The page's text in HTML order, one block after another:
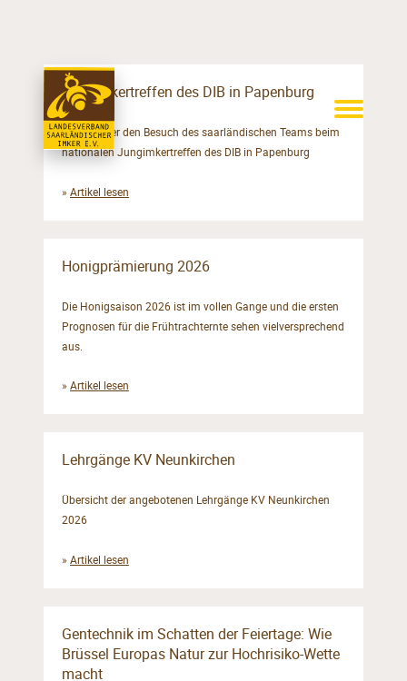
Jungimkertreffen des DIB in Papenburg
Bericht über den Besuch des saarländischen Teams beim
nationalen Jungimkertreffen des DIB in Papenburg
» Artikel lesen
Honigprämierung 2026
Die Honigsaison 2026 ist im vollen Gange und die ersten
Prognosen für die Frühtrachternte sehen vielversprechend
aus.
» Artikel lesen
Lehrgänge KV Neunkirchen
Übersicht der angebotenen Lehrgänge KV Neunkirchen
2026
» Artikel lesen
Gentechnik im Schatten der Feiertage: Wie
Brüssel Europas Natur zur Hochrisiko-Wette
macht